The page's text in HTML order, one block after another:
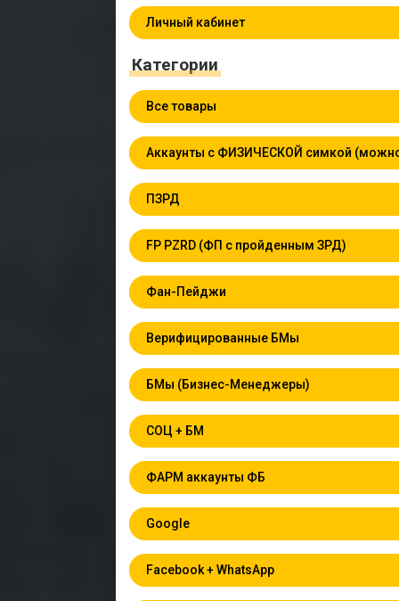
Личный кабинет
Категории
Все товары
Аккаунты с ФИЗИЧЕСКОЙ симкой
ПЗРД
FP PZRD (ФП с пройденным ЗРД)
Фан-Пейджи
Верифицированные БМы
БМы (Бизнес-Менеджеры)
СОЦ + БМ
ФАРМ аккаунты ФБ
Google
Facebook + WhatsApp